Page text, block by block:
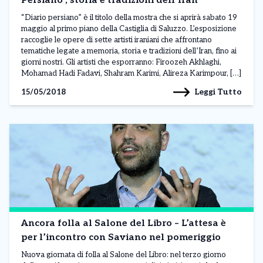
“Diario persiano” è il titolo della mostra che si aprirà sabato 19
maggio al primo piano della Castiglia di Saluzzo. L’esposizione
raccoglie le opere di sette artisti iraniani che affrontano
tematiche legate a memoria, storia e tradizioni dell’Iran, fino ai
giorni nostri. Gli artisti che esporranno: Firoozeh Akhlaghi,
Mohamad Hadi Fadavi, Shahram Karimi, Alireza Karimpour, […]
15/05/2018
Leggi Tutto
Ancora folla al Salone del Libro – L’attesa è
per l’incontro con Saviano nel pomeriggio
Nuova giornata di folla al Salone del Libro: nel terzo giorno